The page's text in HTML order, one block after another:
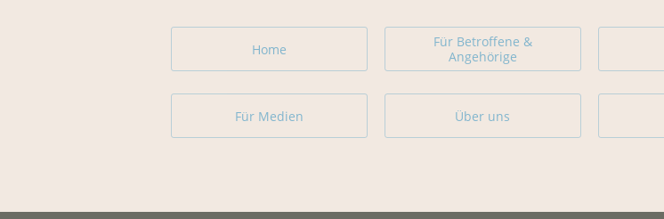
Home
Für Betroffene &
Angehörige
Für Medien Über uns